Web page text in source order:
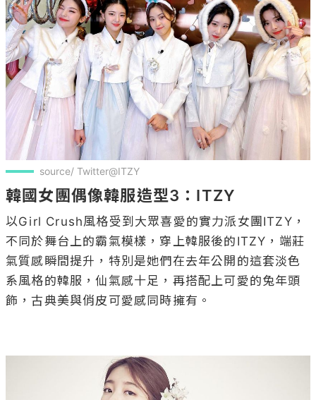
source/ Twitter@ITZY
韓國女團偶像韓服造型3：ITZY
以Girl Crush風格受到大眾喜愛的實力派女團ITZY，
不同於舞台上的霸氣模樣，穿上韓服後的ITZY，端莊
氣質感瞬間提升，特別是她們在去年公開的這套淡色
系風格的韓服，仙氣感十足，再搭配上可愛的兔年頭
飾，古典美與俏皮可愛感同時擁有。